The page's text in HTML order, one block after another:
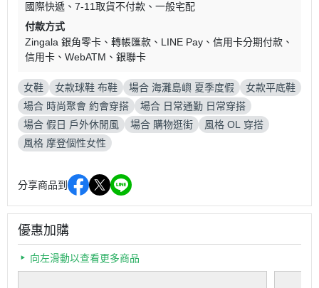
國際快遞
7-11取貨不付款
一般宅配
付款方式
Zingala 銀角零卡
轉帳匯款 LINE Pay
信用卡分期付款
信用卡
WebATM 銀聯卡
女鞋 女款球鞋 布鞋 場合 海灘島嶼 夏季度假
女款平底鞋
場合 時尚聚會 約會穿搭
場合 日常通勤 日常穿搭
場合 假日 戶外休閒風
場合 購物逛街
風格 OL 穿搭
風格 摩登個性女性
分享商品到
優惠加購
向左滑動以查看更多商品